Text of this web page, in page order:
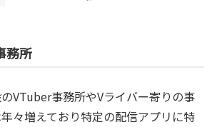
務所
VTuber事務所やVライバー寄りの事
々増えており特定の配信アプリに特